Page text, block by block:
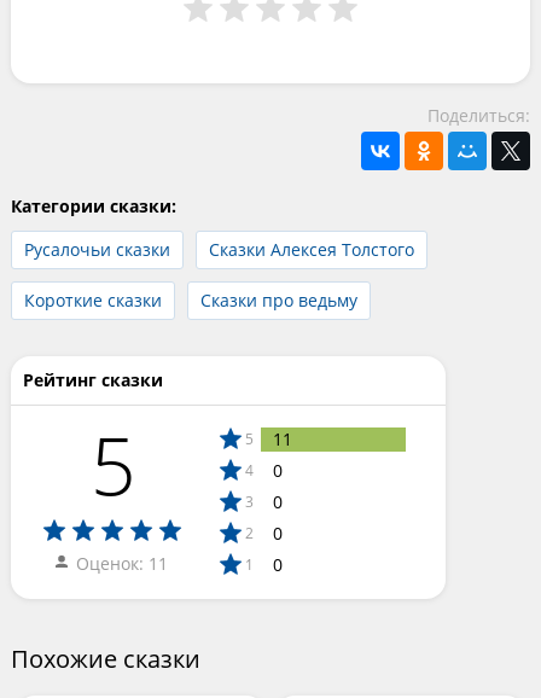
Поделиться:
Категории сказки:
Русалочьи сказки
Сказки Алексея Толстого
Короткие сказки Сказки про ведьму
Рейтинг сказки
5
Оценок: 11
5 11
4 0
3 0
2 0
1 0
Похожие сказки